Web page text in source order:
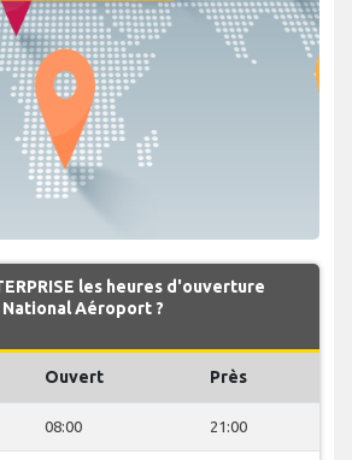
les heures d'ouverture
Aéroport ?
Ouvert Près
08:00 21:00